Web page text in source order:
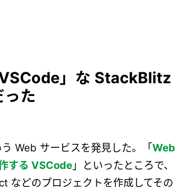
VSCode」な StackBlitz
った
う Web サービスを発見した。「Web
する VSCode 」といったところで、
などのプロジェクトを作成してその